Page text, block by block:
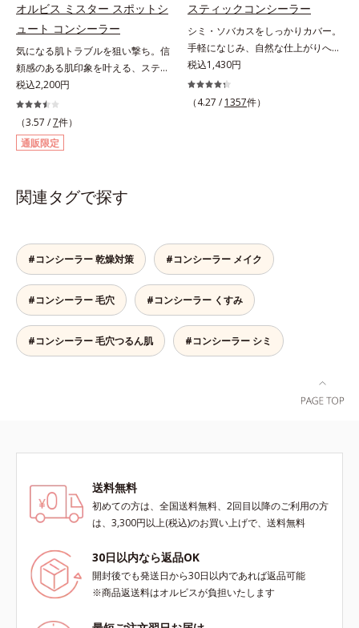
オルビス ミスター スポットシ
ュート コンシーラー
気になる肌トラブルを狙い撃ち。信
頼感のある肌印象を叶える、スティ
ックコンシーラー。自然な仕上がり
とカバー力を両立させた、スティッ
ク状のコンシーラーです。「6mm
口径スポットシューター設計」で、
まるでバスケのシュートを決めるよ
線を描くように気になる部分を塗り
バー。指にとって重ねづけすると、
さらにハイカバーな仕上がりに。テ
クニック不要で初心者でも安心の使
いごこちを実現しました。つけてい
ることを忘れてしまうようなサラサ
ラの感触で、いつでも絶好調の肌を
叶えます(*)。* メイク効果による
税込2,200円
（3.57 /7件）
通販限定
スティックコンシーラー
シミ・ソバカスをしっかりカバー。
手軽になじみ、自然な仕上がりへ。
スルスルとのびて、肌に溶け込むよ
うになじみ、ピタッと密着。しっか
りとカバーしつつ、透明感を高める
税込1,430円
（4.27 / 1357件）
関連タグで探す
#コンシーラー 乾燥対策 #コンシーラー メイク
#コンシーラー 毛穴 #コンシーラー くすみ
#コンシーラー 毛穴つるん肌 #コンシーラー シミ
送料無料
初めての方は、全国送料無料、2回目以降のご利用の方
は、3,300円以上(税込)のお買い上げで、送料無料
30日以内なら返品OK
開封後でも発送日から30日以内であれば返品可能
※商品返送料はオルビスが負担いたします